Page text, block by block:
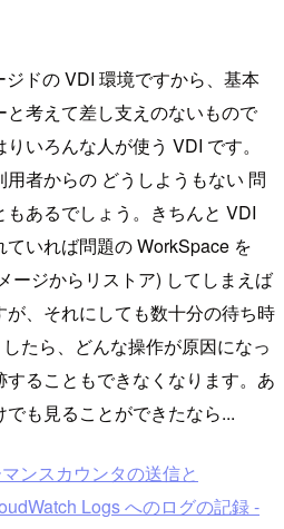
ドの VDI 環境ですから、基本
考えて差し支えのないもので
いろんな人が使う VDI です。
者からの どうしようもない 問
あるでしょう。きちんと VDI
いれば問題の WorkSpace を
ージからリストア) してしまえば
、それにしても数十分の待ち時
たら、どんな操作が原因になっ
ることもできなくなります。あ
も見ることができたなら...
ンスカウンタの送信と
Logs へのログの記録 -